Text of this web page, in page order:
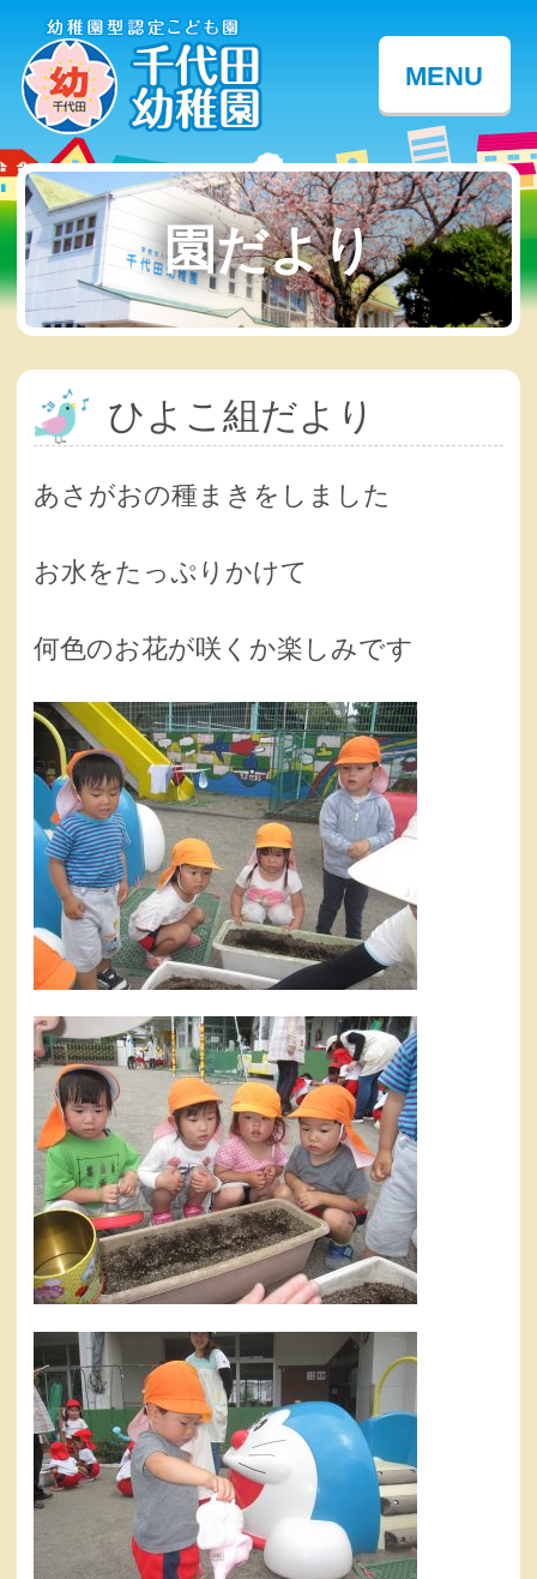
MENU
園だより
ひよこ組だより
あさがおの種まきをしました
お水をたっぷりかけて
何色のお花が咲くか楽しみです